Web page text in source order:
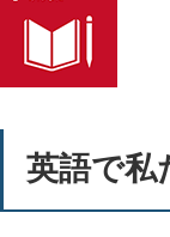
英語で私